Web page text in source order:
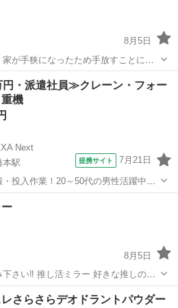
8月5日
が手狭になったため手放すことにし
が、国立まで取りに来ていただける方
す。
その他 style
・派遣社員≫クレーン・フォー
機
Next
本駅
提携サイト 7月21日
・投入作業！20～50代の男性活躍中★
負担！年間休日130日★フォークリフ
先食堂利用可★《神奈川県相模原
8月5日
きな推しの写
がらお化粧し
近まで取りに来て頂ける方のみ
その他
さらさらデオドラントパウダー